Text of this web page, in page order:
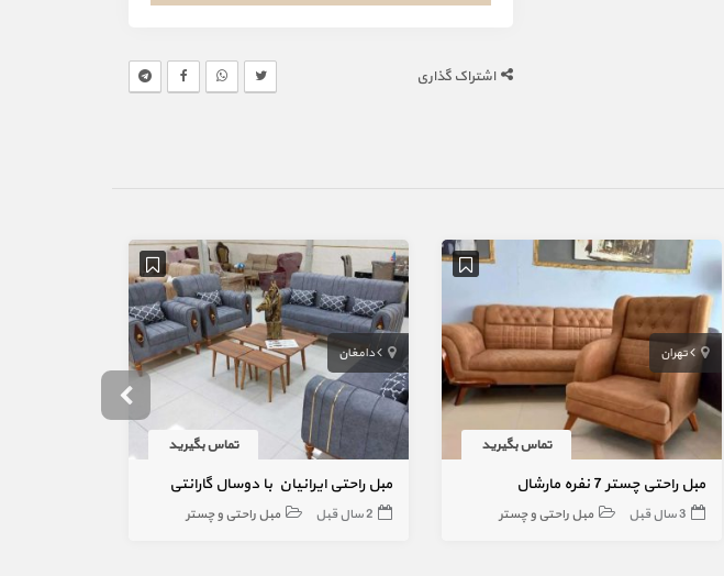
اشتراک گذاری
تهران
تماس بگیرید
مبل راحتی چستر 7 نفره مارشال
3 سال قبل مبل راحتی و چستر
دامغان
تماس بگیرید
مبل راحتی ایرانیان با دوسال گارانتی
2 سال قبل مبل راحتی و چستر